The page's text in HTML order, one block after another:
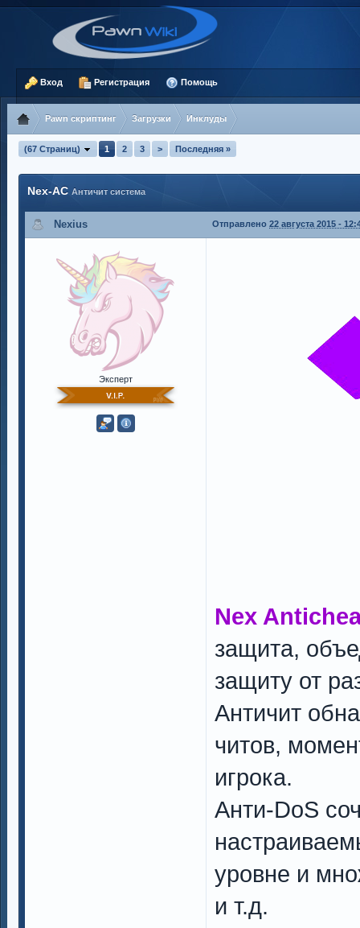
Вход Регистрация Помощь
Pawn скриптинг Загрузки Инклуды
(67 Страниц) 1 2 3 > Последняя »
Nex-AC Античит система
Nexius Отправлено 22 августа 2015 -
Эксперт
Nex
защита,
защиту от
Античит
читов,
игрока.
Анти-DoS
уровне и
и т.д.